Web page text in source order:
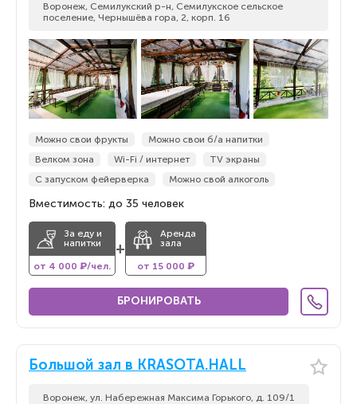
Воронеж, Семилукский р-н, Семилукское сельское
поселение, Чернышёва гора, 2, корп. 16
Можно свои фрукты
Можно свои б/а напитки
Велком зона
Wi-Fi / интернет
TV экраны
С запуском фейерверка
Можно свой алкоголь
Вместимость: до 35 человек
За еду и
напитки
от 4 000 ₽/чел.
+
Аренда
зала
от 15 000 ₽
БРОНИРОВАТЬ
Большой зал в KRASOTA.HALL
Воронеж, ул. Набережная Максима Горького, д. 109/1